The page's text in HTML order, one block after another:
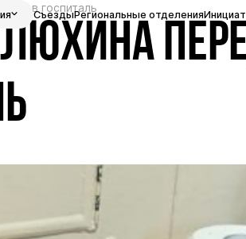
СъездыРегиональные отделения
в госпиталь